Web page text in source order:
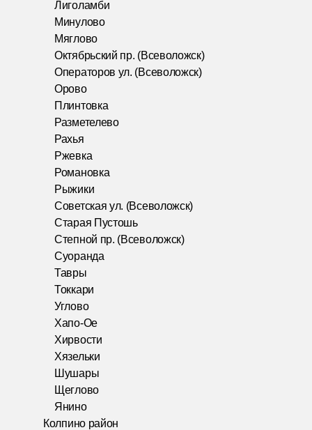
Лиголамби
Минулово
Мяглово
Октябрьский пр. (Всеволожск)
Операторов ул. (Всеволожск)
Орово
Плинтовка
Разметелево
Рахья
Ржевка
Романовка
Рыжики
Советская ул. (Всеволожск)
Старая Пустошь
Степной пр. (Всеволожск)
Суоранда
Тавры
Токкари
Углово
Хапо-Ое
Хирвости
Хязельки
Шушары
Щеглово
Янино
Колпино район